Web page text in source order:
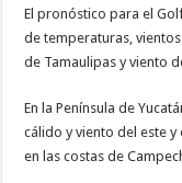
El pronóstico para el
de temperaturas,
de Tamaulipas y viento
En la Península de
cálido y viento del este
en las costas de